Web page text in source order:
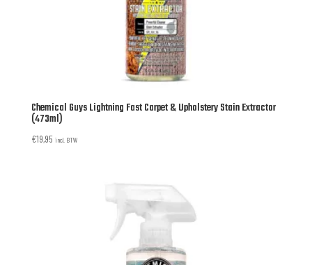
Chemical Guys Lightning Fast Carpet & Upholstery Stain Extractor
(473ml)
€19,95 incl. BTW